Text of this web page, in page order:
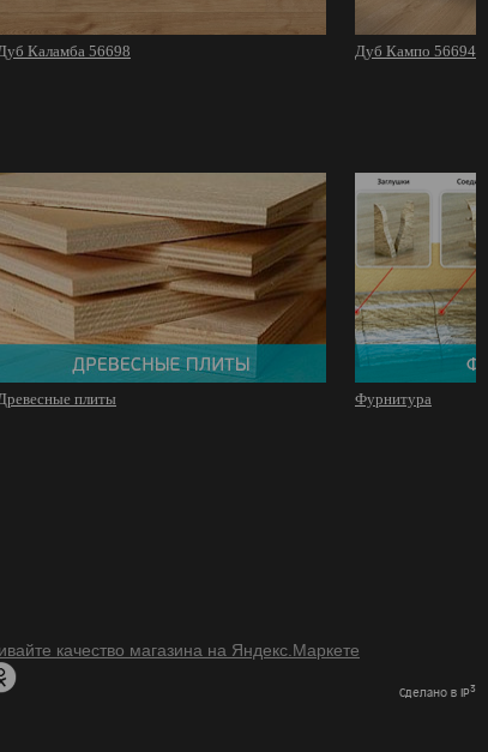
Каламба 56698 Дуб Кампо 56694
плиты Фурнитура
Сделано в IP3